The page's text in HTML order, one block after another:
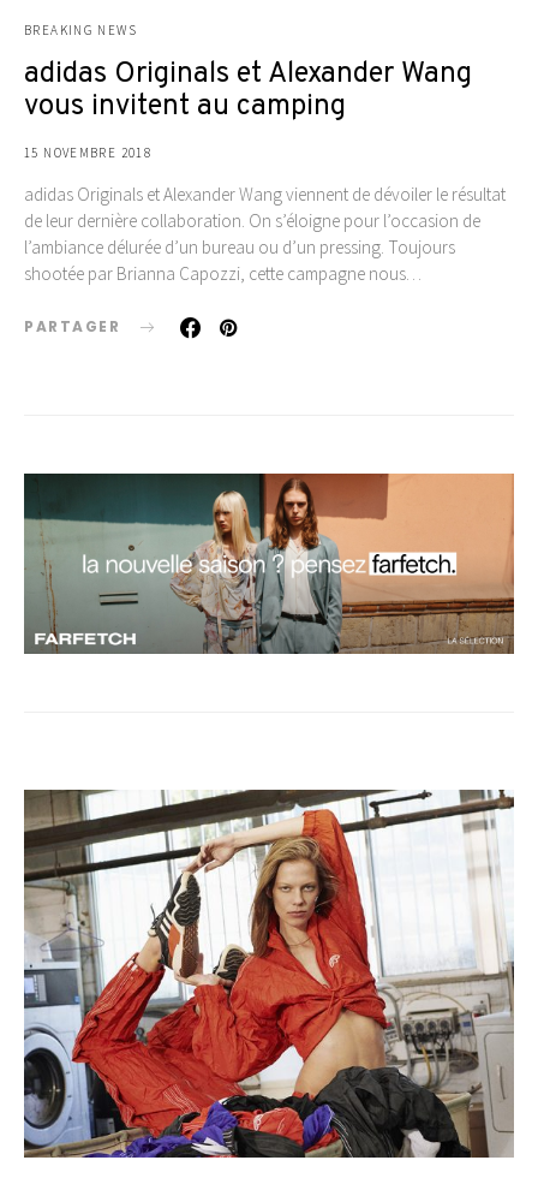
BREAKING NEWS
adidas Originals et Alexander Wang
vous invitent au camping
15 NOVEMBRE 2018
adidas Originals et Alexander Wang viennent de dévoiler le résultat
de leur dernière collaboration. On s’éloigne pour l’occasion de
l’ambiance délurée d’un bureau ou d’un pressing. Toujours
shootée par Brianna Capozzi, cette campagne nous…
PARTAGER